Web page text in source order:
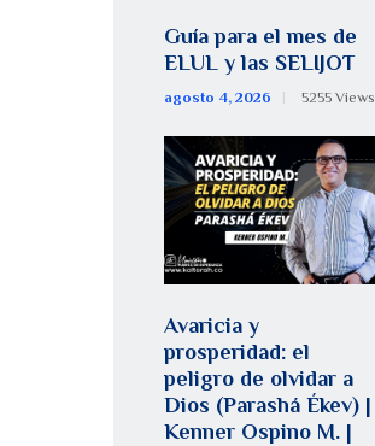
Guía para el mes de
ELUL y las SELIJOT
agosto 4, 2026 5255 Views
Avaricia y
prosperidad: el
peligro de olvidar a
Dios (Parashá Ékev) |
Kenner Ospino M. |